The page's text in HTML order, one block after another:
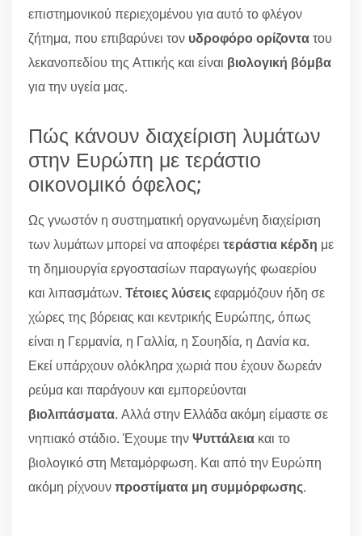
επιστημονικού περιεχομένου για αυτό το φλέγον
ζήτημα, που επιβαρύνει τον υδροφόρο ορίζοντατου
λεκανοπεδίου της Αττικής και είναι βιολογική βόμβα
για την υγεία μας.
Πώς κάνουν διαχείριση λυμάτων
στην Ευρώπη με τεράστιο
οικονομικό όφελος;
Ως γνωστόν η συστηματική οργανωμένη διαχείριση
των λυμάτων μπορεί να αποφέρει τεράστια κέρδη με
τη δημιουργία εργοστασίων παραγωγής φωαερίου
και λιπασμάτων. Τέτοιες λύσειςεφαρμόζουν ήδη σε
χώρες της βόρειας και κεντρικής Ευρώπης, όπως
είναι η Γερμανία, η Γαλλία, η Σουηδία, η Δανία κα.
Εκεί υπάρχουν ολόκληρα χωριά που έχουν δωρεάν
ρεύμα και παράγουν και εμπορεύονται
βιολιπάσματα. Αλλά στην Ελλάδα ακόμη είμαστε σε
νηπιακό στάδιο. Έχουμε τηνΨυττάλεια και το
βιολογικό στη Μεταμόρφωση. Και από την Ευρώπη
ακόμη ρίχνουνπροστίματα μη συμμόρφωσης.